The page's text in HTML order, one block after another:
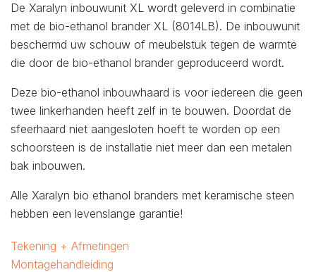
De Xaralyn inbouwunit XL wordt geleverd in combinatie
met de bio-ethanol brander XL (8014LB). De inbouwunit
beschermd uw schouw of meubelstuk tegen de warmte
die door de bio-ethanol brander geproduceerd wordt.
Deze bio-ethanol inbouwhaard is voor iedereen die geen
twee linkerhanden heeft zelf in te bouwen. Doordat de
sfeerhaard niet aangesloten hoeft te worden op een
schoorsteen is de installatie niet meer dan een metalen
bak inbouwen.
Alle Xaralyn bio ethanol branders met keramische steen
hebben een levenslange garantie!
Tekening + Afmetingen
Montagehandleiding